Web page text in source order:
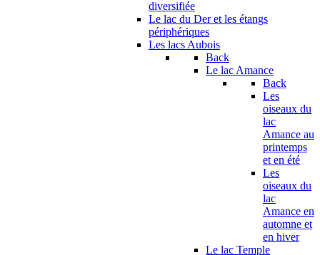
diversifiée
Le lac du Der et les étangs
périphériques
Les lacs Aubois
Back
Le lac Amance
Back
Les
oiseaux du
lac
Amance au
printemps
et en été
Les
oiseaux du
lac
Amance en
automne et
en hiver
Le lac Temple